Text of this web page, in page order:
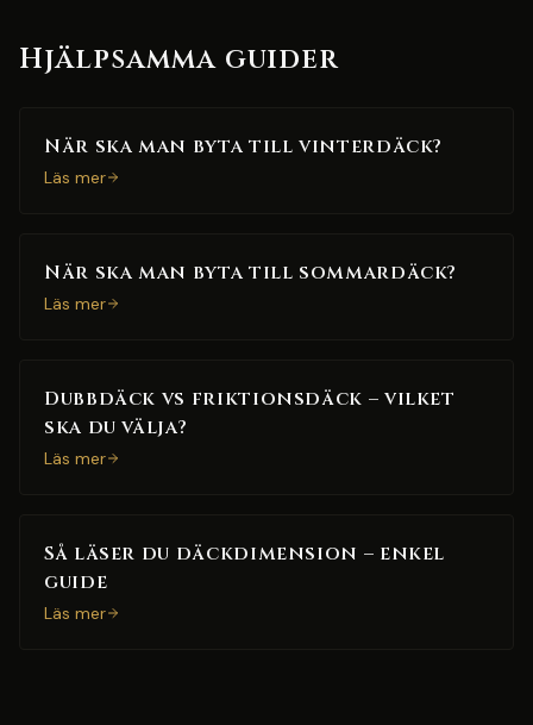
Hjälpsamma guider
När ska man byta till vinterdäck?
Läs mer
När ska man byta till sommardäck?
Läs mer
Dubbdäck vs friktionsdäck – vilket
ska du välja?
Läs mer
Så läser du däckdimension – enkel
guide
Läs mer